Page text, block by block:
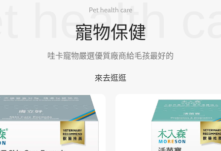
health
Pet health care
寵物保健
哇卡寵物嚴選優質廠商給毛孩最好的
來去逛逛